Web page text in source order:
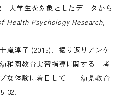
大学生を対象としたデータから
Health Psychology Research，
嵐淳子 (2015)．振り返りアンケ
稚園教育実習指導に関する一考
な体験に着目して― 幼児教育
32．